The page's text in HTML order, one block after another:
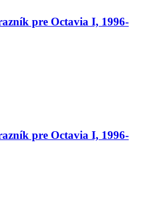
pre Octavia I, 1996-
pre Octavia I, 1996-